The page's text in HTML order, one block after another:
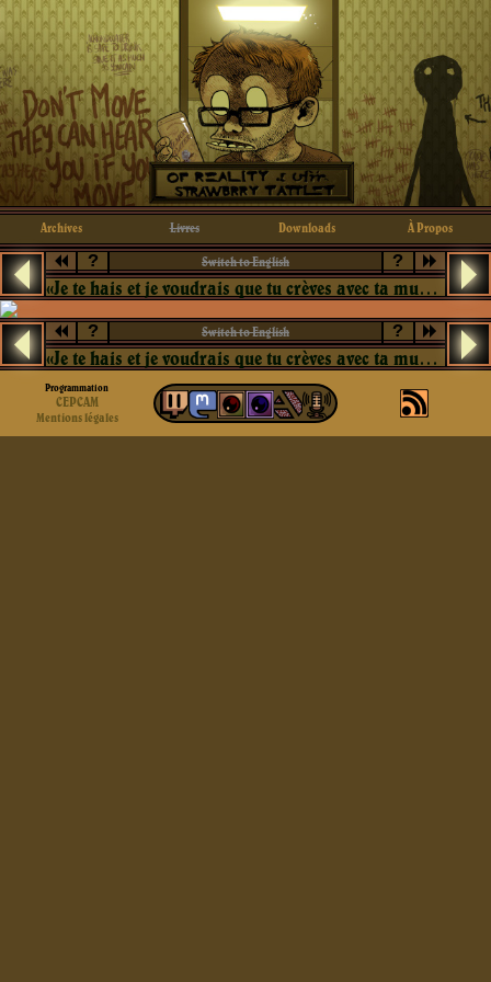
Archives Livres Downloads À Propos
? Switch to English ?
«Je te hais et je voudrais que tu crèves avec ta musique»
? Switch to English ?
«Je te hais et je voudrais que tu crèves avec ta musique»
Programmation
CEPCAM
Mentions légales